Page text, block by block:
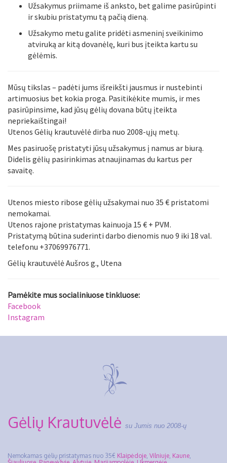
Užsakymus priimame iš anksto, bet galime pasirūpinti
ir skubiu pristatymu tą pačią dieną.
Užsakymo metu galite pridėti asmeninį sveikinimo
atviruką ar kitą dovanėlę, kuri bus įteikta kartu su
gėlėmis.
Mūsų tikslas – padėti jums išreikšti jausmus ir nustebinti
artimuosius bet kokia proga. Pasitikėkite mumis, ir mes
pasirūpinsime, kad jūsų gėlių dovana būtų įteikta
nepriekaištingai!
Utenos Gėlių krautuvėlė dirba nuo 2008-ųjų metų.
Mes pasiruošę pristatyti jūsų užsakymus į namus ar biurą.
Didelis gėlių pasirinkimas atnaujinamas du kartus per
savaitę.
Utenos miesto ribose gėlių užsakymai nuo 35 € pristatomi
nemokamai.
Utenos rajone pristatymas kainuoja 15 € + PVM.
Pristatymą būtina suderinti darbo dienomis nuo 9 iki 18 val.
telefonu +37069976771.
Gėlių krautuvėlė Aušros g., Utena
Pamėkite mus socialiniuose tinkluose:
Facebook
Instagram
Gėlių Krautuvėlė su Jumis nuo 2008-ų
Nemokamas gėlių pristatymas nuo 35€ Klaipėdoje Vilniuje Kaune